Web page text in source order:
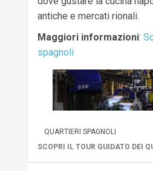
antiche e mercati rionali.
Maggiori informazioni:
spagnoli
QUARTIERI SPAGNOLI
SCOPRI IL TOUR GUIDATO DEI